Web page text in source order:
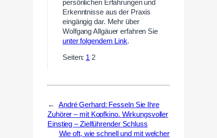
persönlichen Erfahrungen und
Erkenntnisse aus der Praxis
eingängig dar. Mehr über
Wolfgang Allgäuer erfahren Sie
unter folgendem Link.
Seiten: 1 2
←
André Gerhard: Fesseln Sie Ihre
Zuhörer – mit Kopfkino. Wirkungsvoller
Einstieg – Zielführender Schluss
Wie oft, wie schnell und mit welcher